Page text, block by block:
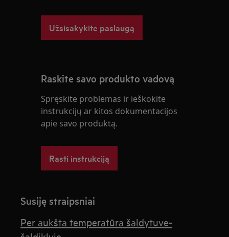
Užsisakykite paslaugą
Raskite savo produkto vadovą
Spręskite problemas ir ieškokite
instrukcijų ar kitos dokumentacijos
apie savo produktą.
Rasti instrukciją
Susiję straipsniai
Per aukšta temperatūra šaldytuve-